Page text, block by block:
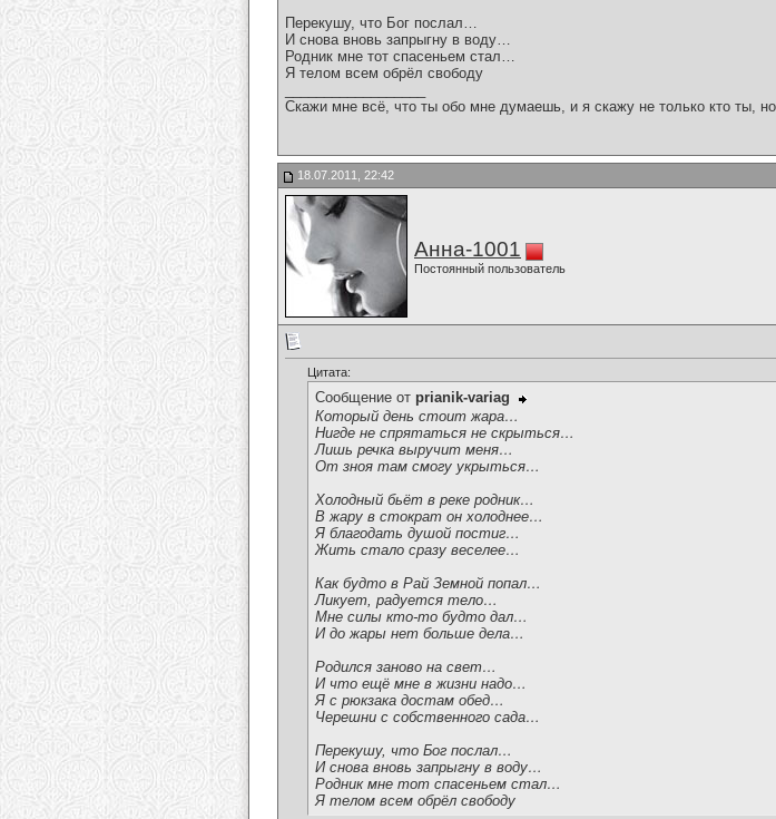
Перекушу, что Бог послал…
И снова вновь запрыгну в воду…
Родник мне тот спасеньем стал…
Я телом всем обрёл свободу
Скажи мне всё, что ты обо мне думаешь, и я скажу не только кто ты, но
18.07.2011, 22:42
Анна-1001
Постоянный пользователь
Цитата:
Сообщение от prianik-variag
Который день стоит жара…
Нигде не спрятаться не скрыться…
Лишь речка выручит меня…
От зноя там смогу укрыться…
Холодный бьёт в реке родник…
В жару в стократ он холоднее…
Я благодать душой постиг…
Жить стало сразу веселее…
Как будто в Рай Земной попал…
Ликует, радуется тело…
Мне силы кто-то будто дал…
И до жары нет больше дела…
Родился заново на свет…
И что ещё мне в жизни надо…
Я с рюкзака достам обед…
Черешни с собственного сада…
Перекушу, что Бог послал…
И снова вновь запрыгну в воду…
Родник мне тот спасеньем стал…
Я телом всем обрёл свободу